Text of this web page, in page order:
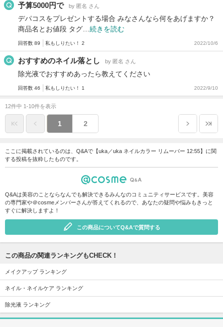
予算5000円で by 匿名 さん
デパコスをプレゼントする場合 みなさんなら何をあげますか？
商品名とお値段 タグ… 続きを読む
回答数 89 私もしりたい！ 2 2022/10/6
おすすめのネイル落とし by 匿名 さん
除光液でおすすめあったら教えてください
回答数 46 私もしりたい！ 1 2022/9/10
12件中 1-10件を表示
1 2
ここに掲載されているのは、Q&Aで【uka／uka ネイルカラー リムーバー 12:55】に関
する投稿を抜粋したものです。
Q&Aは美容のことならなんでも解決できるみんなのコミュニティサービスです。美容
の専門家や＠cosmeメンバーさんが答えてくれるので、あなたの疑問や悩みもきっと
すぐに解決しますよ！
この商品についてQ&Aで質問する
この商品の関連ランキングもCHECK！
メイクアップ ランキング
ネイル・ネイルケア ランキング
除光液 ランキング